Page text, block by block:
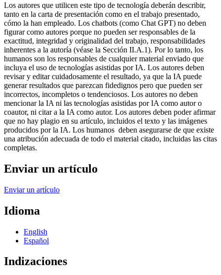
Los autores que utilicen este tipo de tecnología deberán describir,
tanto en la carta de presentación como en el trabajo presentado,
cómo la han empleado. Los chatbots (como Chat GPT) no deben
figurar como autores porque no pueden ser responsables de la
exactitud, integridad y originalidad del trabajo, responsabilidades
inherentes a la autoría (véase la Sección II.A.1). Por lo tanto, los
humanos son los responsables de cualquier material enviado que
incluya el uso de tecnologías asistidas por IA. Los autores deben
revisar y editar cuidadosamente el resultado, ya que la IA puede
generar resultados que parezcan fidedignos pero que pueden ser
incorrectos, incompletos o tendenciosos. Los autores no deben
mencionar la IA ni las tecnologías asistidas por IA como autor o
coautor, ni citar a la IA como autor. Los autores deben poder afirmar
que no hay plagio en su artículo, incluidos el texto y las imágenes
producidos por la IA. Los humanos deben asegurarse de que existe
una atribución adecuada de todo el material citado, incluidas las citas
completas.
Enviar un artículo
Enviar un artículo
Idioma
English
Español
Indizaciones